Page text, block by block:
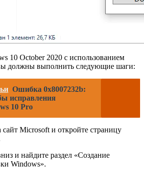
10 October 2020 с использованием
должны выполнить следующие шаги:
Ошибка 0x8007232b:
исправления
10 Pro
Microsoft и откройте страницу
и найдите раздел «Создание
Windows».